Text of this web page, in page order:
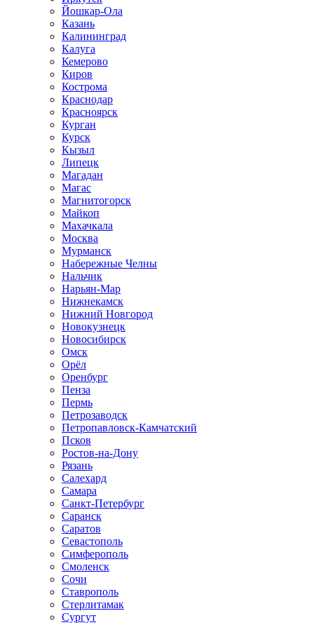
Йошкар-Ола
Казань
Калининград
Калуга
Кемерово
Киров
Кострома
Краснодар
Красноярск
Курган
Курск
Кызыл
Липецк
Магадан
Магас
Магнитогорск
Майкоп
Махачкала
Москва
Мурманск
Набережные Челны
Нальчик
Нарьян-Мар
Нижнекамск
Нижний Новгород
Новокузнецк
Новосибирск
Омск
Орёл
Оренбург
Пенза
Пермь
Петрозаводск
Петропавловск-Камчатский
Псков
Ростов-на-Дону
Рязань
Салехард
Самара
Санкт-Петербург
Саранск
Саратов
Севастополь
Симферополь
Смоленск
Сочи
Ставрополь
Стерлитамак
Сургут